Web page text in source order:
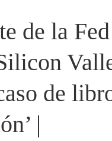
de la Fed
de
|